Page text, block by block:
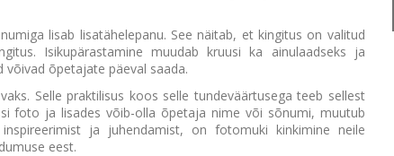
lisab lisatähelepanu. See näitab, et kingitus on valitud
Isikupärastamine muudab kruusi ka ainulaadseks ja
õpetajate päeval saada.
Selle praktilisus koos selle tundeväärtusega teeb sellest
foto ja lisades võib-olla õpetaja nime või sõnumi, muutub
ja juhendamist, on fotomuki kinkimine neile
eest.
Paaride fotokruuside komplekt
Paaride fotokruuside komplekt – täiuslik sõbrapäeva kingitus või
südamlik meene kahele, keda seob ühine lugu. Erilise disainiga
kruusid, mille südamekujulised sangad moodustavad koos liites
ühtse terviku, on loodud selleks, et jäädvustada teie armastus
kõige kaunimal viisil. Komplektis on kaks 250 ml fotokruusi